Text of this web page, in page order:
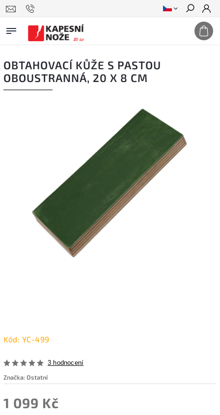
Hledat
OBTAHOVACÍ KŮŽE S PASTOU
OBOUSTRANNÁ, 20 X 8 CM
Kód: YC-499
3 hodnocení
Značka:Ostatní
1 099 Kč